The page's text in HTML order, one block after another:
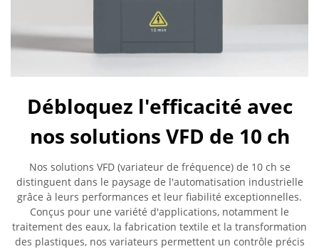
Débloquez l'efficacité avec
nos solutions VFD de 10 ch
Nos solutions VFD (variateur de fréquence) de 10 ch se
distinguent dans le paysage de l'automatisation industrielle
grâce à leurs performances et leur fiabilité exceptionnelles.
Conçus pour une variété d'applications, notamment le
traitement des eaux, la fabrication textile et la transformation
des plastiques, nos variateurs permettent un contrôle précis